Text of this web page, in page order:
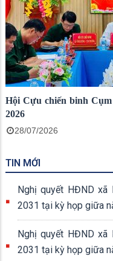
Hội Cựu chiến binh
2026
28/07/2026
TIN MỚI
Nghị quyết HĐND xã
2031 tại kỳ họp giữa
Nghị quyết HĐND xã
2031 tại kỳ họp giữa